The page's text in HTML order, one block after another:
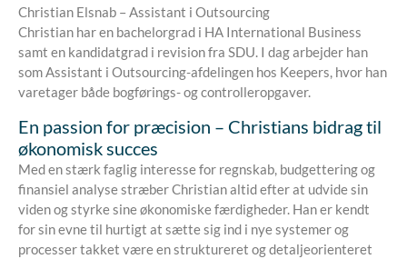
Christian Elsnab – Assistant i Outsourcing
Christian har en bachelorgrad i HA International Business
samt en kandidatgrad i revision fra SDU. I dag arbejder han
som Assistant i Outsourcing-afdelingen hos Keepers, hvor han
varetager både bogførings- og controlleropgaver.
En passion for præcision – Christians bidrag til
økonomisk succes
Med en stærk faglig interesse for regnskab, budgettering og
finansiel analyse stræber Christian altid efter at udvide sin
viden og styrke sine økonomiske færdigheder. Han er kendt
for sin evne til hurtigt at sætte sig ind i nye systemer og
processer takket være en struktureret og detaljeorienteret